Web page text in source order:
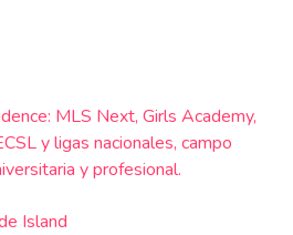
MLS Next, Girls Academy,
y ligas nacionales, campo
y profesional.
Island